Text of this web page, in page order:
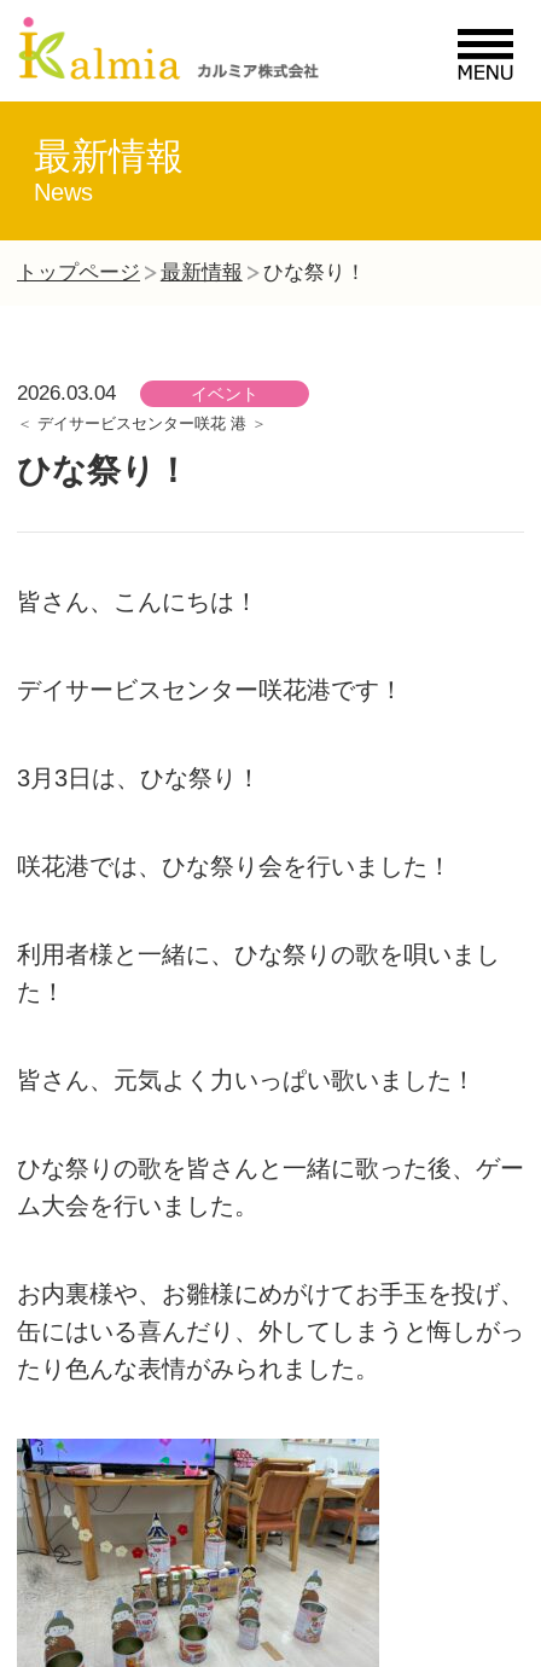
MENU
最新情報
News
トップページ 最新情報 ひな祭り！
2026.03.04 イベント
デイサービスセンター咲花 港
ひな祭り！
皆さん、こんにちは！
デイサービスセンター咲花港です！
3月3日は、ひな祭り！
咲花港では、ひな祭り会を行いました！
利用者様と一緒に、ひな祭りの歌を唄いまし
た！
皆さん、元気よく力いっぱい歌いました！
ひな祭りの歌を皆さんと一緒に歌った後、ゲー
ム大会を行いました。
お内裏様や、お雛様にめがけてお手玉を投げ、
缶にはいる喜んだり、外してしまうと悔しがっ
たり色んな表情がみられました。